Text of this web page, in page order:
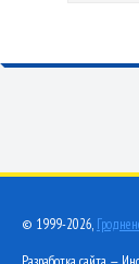
© 1999-2026,